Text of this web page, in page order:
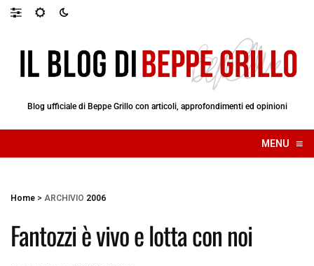
Blog ufficiale di Beppe Grillo con articoli, approfondimenti ed opinioni
MENU ≡
☰
Home > ARCHIVIO 2006
Fantozzi è vivo e lotta con noi